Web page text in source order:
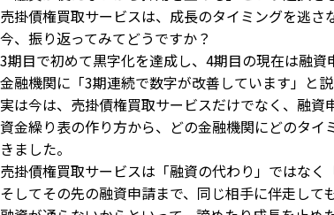
売掛債権買取サービスは、成長のタイミングを逃さ
今、振り返ってみてどうですか？
3期目で初めて黒字化を達成し、4期目の現在は融資
金融機関に「3期連続で数字が改善しています」と
実は今は、売掛債権買取サービスだけでなく、融資
資金繰り表の作り方から、どの金融機関にどのタ
きました。
売掛債権買取サービスは「融資の代わり」ではなく
そしてその先の融資申請まで、同じ相手に伴走して